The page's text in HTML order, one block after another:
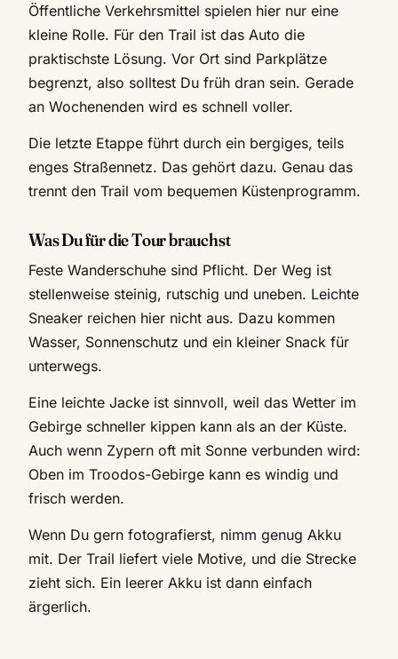
Öffentliche Verkehrsmittel spielen hier nur eine
kleine Rolle. Für den Trail ist das Auto die
praktischste Lösung. Vor Ort sind Parkplätze
begrenzt, also solltest Du früh dran sein. Gerade
an Wochenenden wird es schnell voller.
Die letzte Etappe führt durch ein bergiges, teils
enges Straßennetz. Das gehört dazu. Genau das
trennt den Trail vom bequemen Küstenprogramm.
Was Du für die Tour brauchst
Feste Wanderschuhe sind Pflicht. Der Weg ist
stellenweise steinig, rutschig und uneben. Leichte
Sneaker reichen hier nicht aus. Dazu kommen
Wasser, Sonnenschutz und ein kleiner Snack für
unterwegs.
Eine leichte Jacke ist sinnvoll, weil das Wetter im
Gebirge schneller kippen kann als an der Küste.
Auch wenn Zypern oft mit Sonne verbunden wird:
Oben im Troodos-Gebirge kann es windig und
frisch werden.
Wenn Du gern fotografierst, nimm genug Akku
mit. Der Trail liefert viele Motive, und die Strecke
zieht sich. Ein leerer Akku ist dann einfach
ärgerlich.